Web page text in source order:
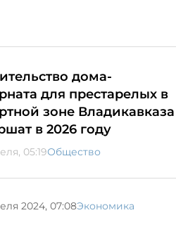
дома-
для престарелых в
зоне Владикавказа
в 2026 году
05:19Общество
2024, 07:08Экономика